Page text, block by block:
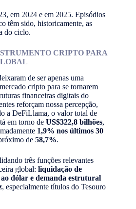
em 2024 e em 2025. Episódios
têm sido, historicamente, as
do ciclo.
CRIPTO PARA
de ser apenas uma
cripto para se tornarem
financeiras digitais do
reforçam nossa percepção,
a DeFiLlama, o valor total de
em torno de US$322,8 bilhões,
1,9% nos últimos 30
de 58,7%.
três funções relevantes
global: liquidação de
ao dólar e demanda estrutural
, especialmente títulos do Tesouro